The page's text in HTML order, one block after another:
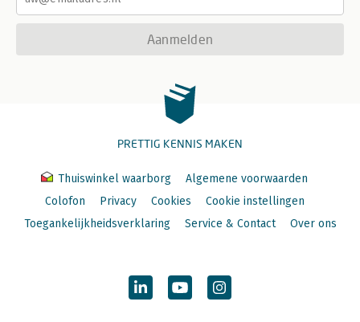
Aanmelden
PRETTIG KENNIS MAKEN
Thuiswinkel waarborg
Algemene voorwaarden
Colofon
Privacy Cookies
Cookie instellingen
Toegankelijkheidsverklaring
Service & Contact Over ons